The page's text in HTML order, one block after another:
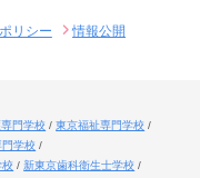
リシー 情報公開
門学校
東京福祉専門学校
学校
新東京歯科衛生士学校